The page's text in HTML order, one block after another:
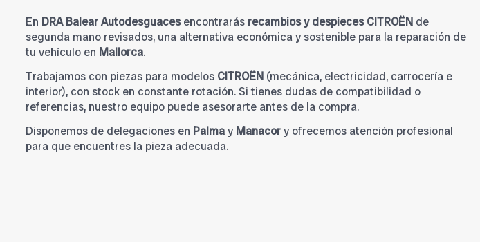
En DRA Balear Autodesguacesencontrarás recambios y despieces CITROËN de
segunda mano revisados, una alternativa económica y sostenible para la reparación de
tu vehículo en Mallorca.
Trabajamos con piezas para modelos CITROËN (mecánica, electricidad, carrocería e
interior), con stock en constante rotación. Si tienes dudas de compatibilidad o
referencias, nuestro equipo puede asesorarte antes de la compra.
Disponemos de delegaciones en Palmay Manacory ofrecemos atención profesional
para que encuentres la pieza adecuada.